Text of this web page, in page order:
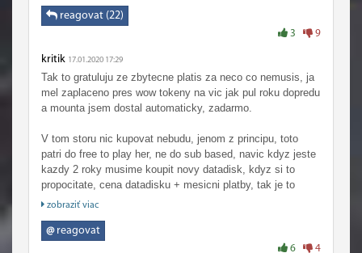
reagovat (22)
3 9
kritik 17.01.2020 17:29
Tak to gratuluju ze zbytecne platis za neco co nemusis, ja
mel zaplaceno pres wow tokeny na vic jak pul roku dopredu
a mounta jsem dostal automaticky, zadarmo.
V tom storu nic kupovat nebudu, jenom z principu, toto
patri do free to play her, ne do sub based, navic kdyz jeste
kazdy 2 roky musime koupit novy datadisk, kdyz si to
propocitate, cena datadisku + mesicni platby, tak je to
kazdy rok minimlane 100€(kdyz to platite nejlevnejsi
ja myslim ze blizz od nas dostava dost penez uz v zakladu
zobraziť viac
@reagovat
6 4